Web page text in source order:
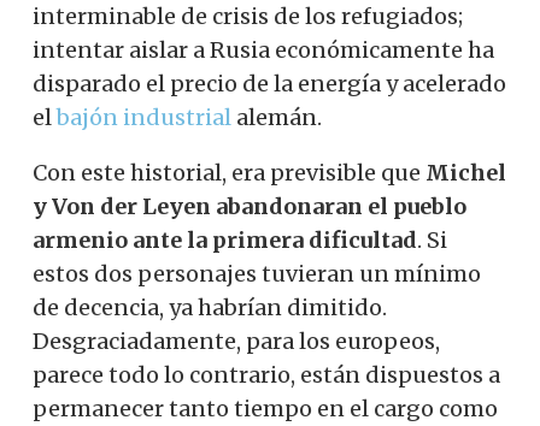
interminable de crisis de los refugiados;
intentar aislar a Rusia económicamente ha
disparado el precio de la energía y acelerado
elbajón industrial alemán.
Con este historial, era previsible que Michel
y Von der Leyen abandonaran el pueblo
armenio ante la primera dificultad. Si
estos dos personajes tuvieran un mínimo
de decencia, ya habrían dimitido.
Desgraciadamente, para los europeos,
parece todo lo contrario, están dispuestos a
permanecer tanto tiempo en el cargo como